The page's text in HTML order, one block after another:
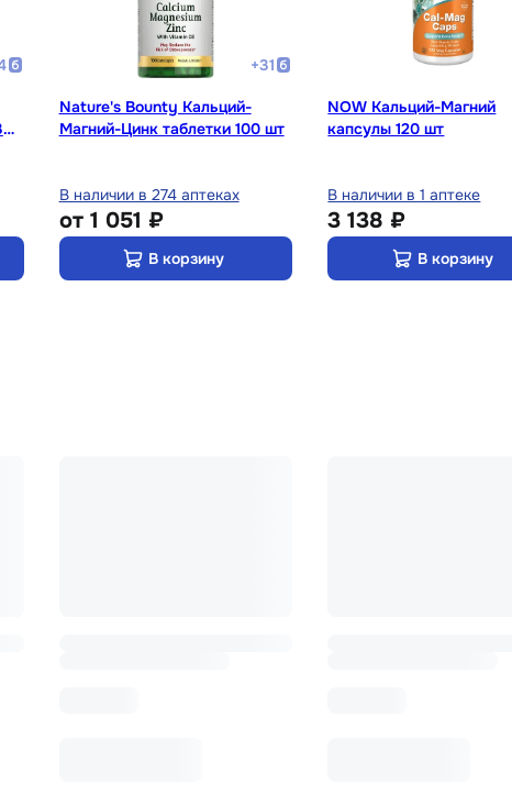
+31
Nature's Bounty Кальций-
Магний-Цинк таблетки 100 шт
В наличии в 274 аптеках
от 1 051 ₽
В корзину
NOW Кальций-Магний
капсулы 120 шт
В наличии в 1 аптеке
3 138 ₽
В корзину